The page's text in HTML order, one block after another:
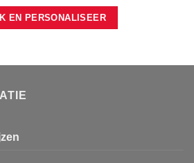
EN PERSONALISEER
heeft